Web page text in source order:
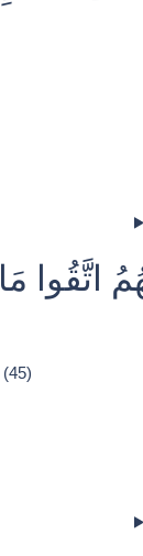
اتَّقُوا